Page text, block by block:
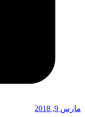
مارس 9, 2018